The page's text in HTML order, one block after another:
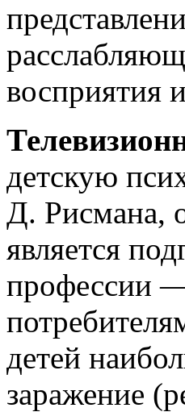
восприятия
детскую
Д. Рисмана,
является
профессии
детей
заражение